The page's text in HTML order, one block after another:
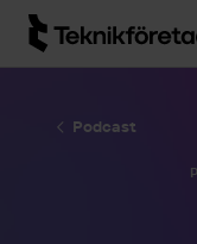
Hoppa till
Podcast